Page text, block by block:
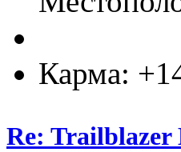
Карма:
Re: Trailblazer